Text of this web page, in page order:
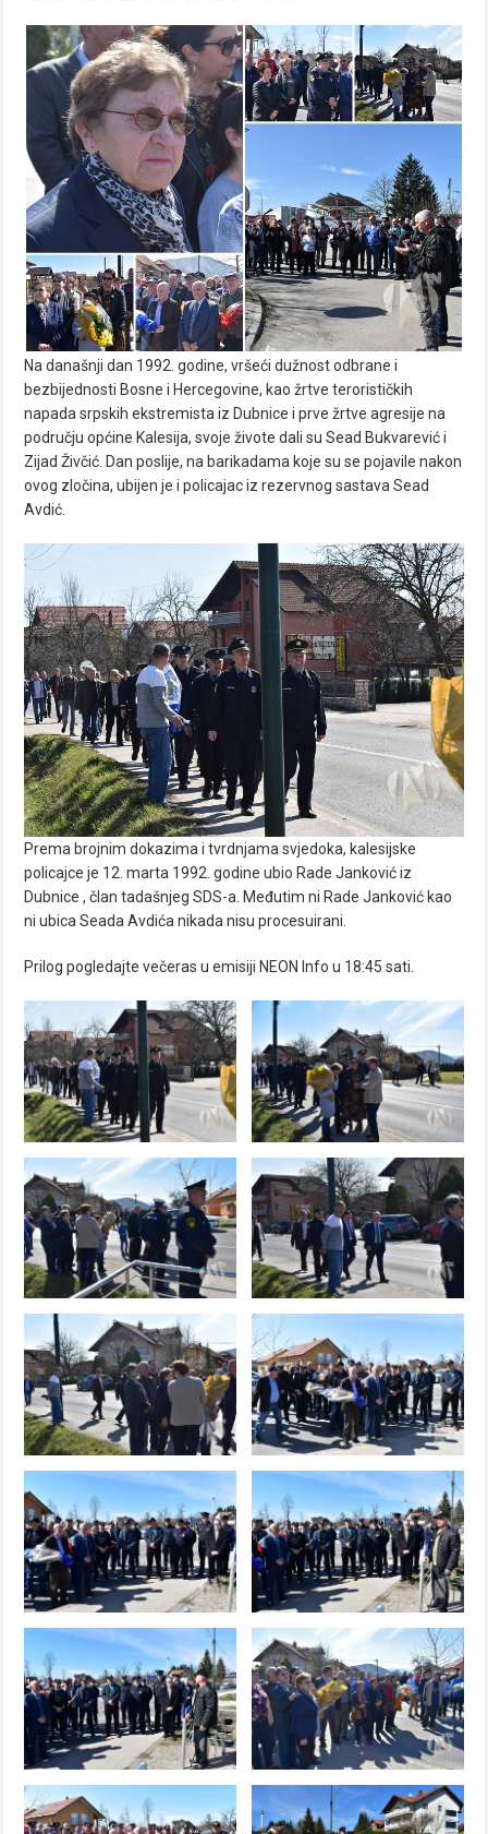
Na današnji dan 1992. godine, vršeći dužnost odbrane i
bezbijednosti Bosne i Hercegovine, kao žrtve terorističkih
napada srpskih ekstremista iz Dubnice i prve žrtve agresije na
području općine Kalesija, svoje živote dali su Sead Bukvarević i
Zijad Živčić. Dan poslije, na barikadama koje su se pojavile nakon
ovog zločina, ubijen je i policajac iz rezervnog sastava Sead
Avdić.
Prema brojnim dokazima i tvrdnjama svjedoka, kalesijske
policajce je 12. marta 1992. godine ubio Rade Janković iz
Dubnice , član tadašnjeg SDS-a. Međutim ni Rade Janković kao
ni ubica Seada Avdića nikada nisu procesuirani.
Prilog pogledajte večeras u emisiji NEON Info u 18:45 sati.